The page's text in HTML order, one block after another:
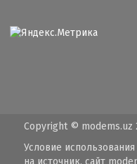
Copyright © modems.uz
Условие
на источник, сайт